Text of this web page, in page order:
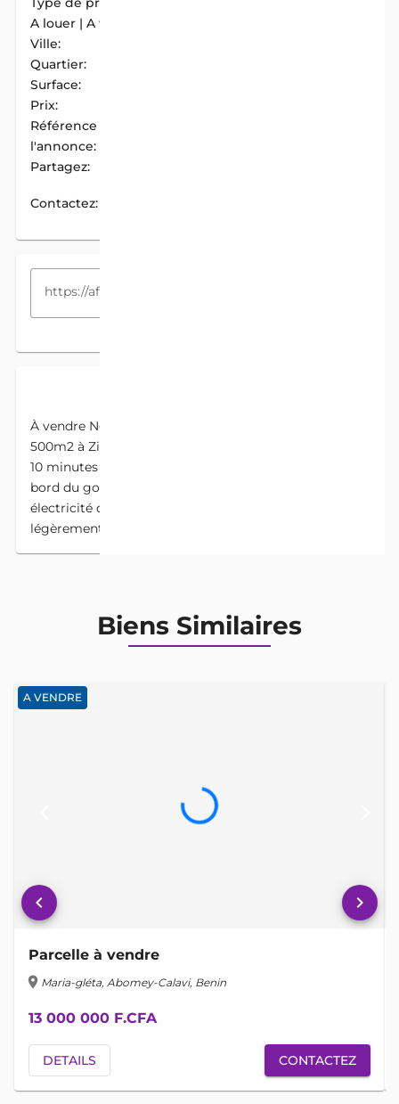
A louer | A vendre:
Ville:
Quartier:
Surface:
Prix:
Référence de
l'annonce:
Partagez:
Contactez:
À vendre Nous mettons en vente un terrain de
500m2 à Zinvié Fandji ,le terrain est situé à environ
10 minutes de l’église catholique de zinvié qui est au
bord du goudron, une zone habitable, eau (soneb) et
électricité disponible Prix 1,5 M à débattre
légèrement
Biens Similaires
A VENDRE
Parcelle à vendre
location_on Maria-gléta, Abomey-Calavi, Benin
13 000 000 F.CFA
DETAILS CONTACTEZ
keyboard_arrow_left keyboard_arrow_right